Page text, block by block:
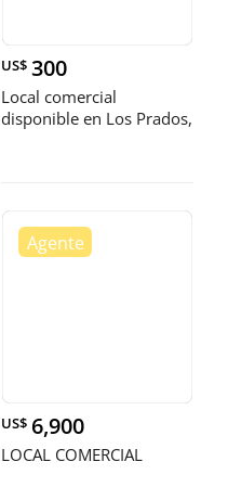
US$ 300
Local comercial
disponible en Los Prados,
US$ 6,900
LOCAL COMERCIAL